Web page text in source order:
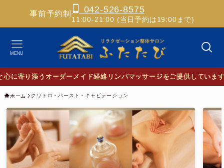
事前予約制 042-526-8575
11:00-21:00 (当日予約は19:00まで)
MENU
ホーム クワトロ・バースト・キャビテーション